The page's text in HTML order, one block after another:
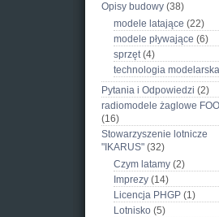
Opisy budowy (38)
modele latające (22)
modele pływające (6)
sprzęt(4)
technologia modelarska
Pytania i Odpowiedzi (2)
radiomodele żaglowe
(16)
Stowarzyszenie lotnicze
"IKARUS" (32)
Czym latamy (2)
Imprezy (14)
Licencja PHGP (1)
Lotnisko (5)